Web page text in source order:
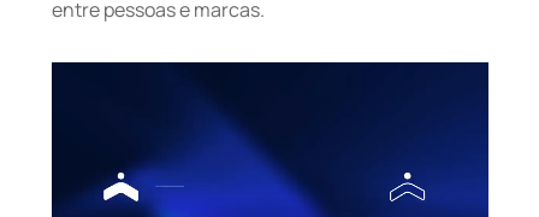
entre pessoas e marcas.